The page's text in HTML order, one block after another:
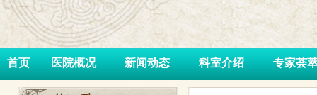
首页 医院概况 新闻动态 科室介绍 专家荟